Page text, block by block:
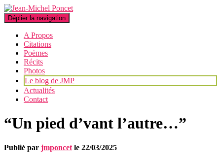
Déplier la navigation
A Propos
Citations
Poèmes
Récits
Photos
Le blog de JMP
Actualités
Contact
“Un pied d’vant l’autre…”
Publié par jmponcet le 22/03/2025